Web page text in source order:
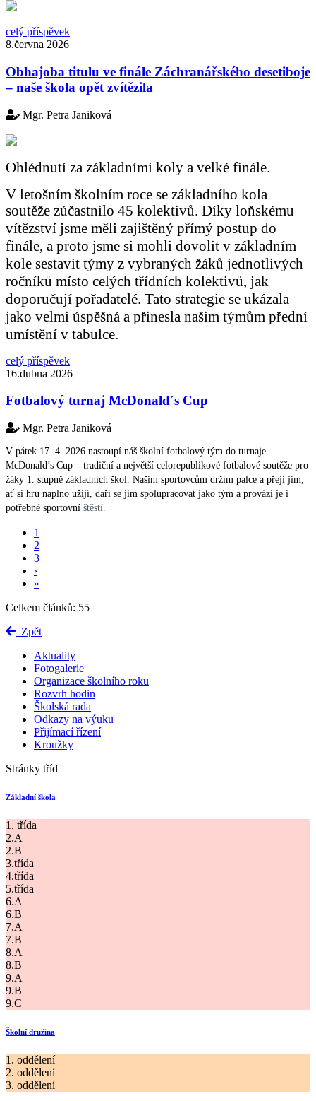
celý příspěvek
8.června 2026
Obhajoba titulu ve finále Záchranářského desetiboje
– naše škola opět zvítězila
Mgr. Petra Janiková
Ohlédnutí za základními koly a velké finále.
V letošním školním roce se základního kola
soutěže zúčastnilo 45 kolektivů. Díky loňskému
vítězství jsme měli zajištěný přímý postup do
finále, a proto jsme si mohli dovolit v základním
kole sestavit týmy z vybraných žáků jednotlivých
ročníků místo celých třídních kolektivů, jak
doporučují pořadatelé. Tato strategie se ukázala
jako velmi úspěšná a přinesla našim týmům přední
umístění v tabulce.
celý příspěvek
16.dubna 2026
Fotbalový turnaj McDonald´s Cup
Mgr. Petra Janiková
V pátek 17. 4. 2026 nastoupí náš školní fotbalový tým do turnaje
McDonald’s Cup – tradiční a největší celorepublikové fotbalové soutěže pro
žáky 1. stupně základních škol. Našim sportovcům držím palce a přeji jim,
ať si hru naplno užijí, daří se jim spolupracovat jako tým a provází je i
potřebné sportovní štěstí.
1
2
3
›
»
Celkem článků: 55
Zpět
Aktuality
Fotogalerie
Organizace školního roku
Rozvrh hodin
Školská rada
Odkazy na výuku
Přijímací řízení
Kroužky
Stránky tříd
Základní škola
1. třída
2.A
2.B
3.třída
4.třída
5.třída
6.A
6.B
7.A
7.B
8.A
8.B
9.A
9.B
9.C
Školní družina
1. oddělení
2. oddělení
3. oddělení